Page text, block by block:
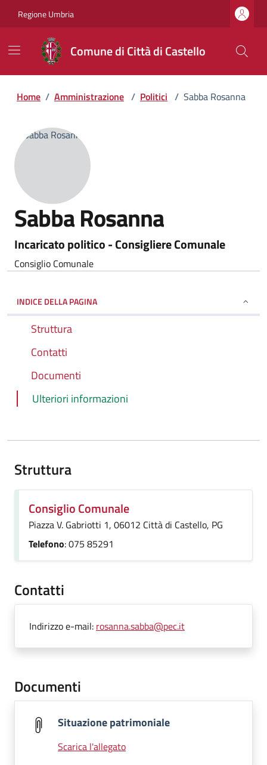
Regione Umbria
Comune di Città di Castello
Home / Amministrazione / Politici / Sabba Rosanna
Sabba Rosanna
Incaricato politico - Consigliere Comunale
Consiglio Comunale
INDICE DELLA PAGINA
Struttura
Contatti
Documenti
Ulteriori informazioni
Struttura
Consiglio Comunale
Piazza V. Gabriotti 1, 06012 Città di Castello, PG
Telefono: 075 85291
Contatti
Indirizzo e-mail: rosanna.sabba@pec.it
Documenti
Situazione patrimoniale
Scarica l'allegato